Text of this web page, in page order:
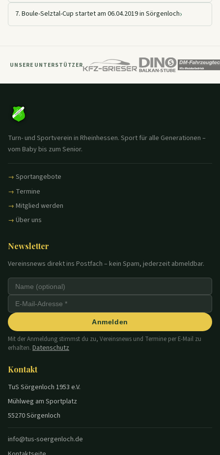
7. Boule-Selztal-Cup startet am 06.04.2019 in Sörgenloch›
UNSERE UNTERSTÜTZER
Turn- und Sportverein in Rheinhessen. Sport für alle Generationen –
vom Baby bis zum Senior.
Sportangebote
Termine
Mitglied werden
Über uns
Newsletter
Vereinsnews direkt ins Postfach – kein Spam, jederzeit abmeldbar.
Anmelden
Mit der Anmeldung stimmst du zu, Vereinsnews und Termine per E-Mail zu
erhalten. Datenschutz
Kontakt
TuS Sörgenloch 1953 e.V.
Mühlweg am Sportplatz
55270 Sörgenloch
info@tus-soergenloch.de